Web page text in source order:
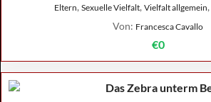
Eltern, Sexuelle Vielfalt, Vielfalt allgemein,
Von: Francesca Cavallo
€0